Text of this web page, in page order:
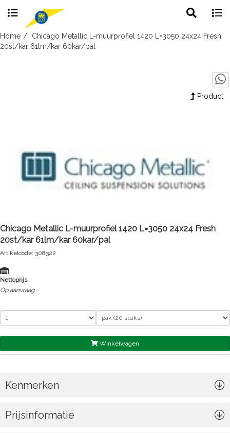
Skip
to
search
Home
Chicago Metallic L-muurprofiel 1420 L=3050 24x24 Fresh
20st/kar 61lm/kar 60kar/pal
Product
Chicago Metallic L-muurprofiel 1420 L=3050 24x24 Fresh
20st/kar 61lm/kar 60kar/pal
Artikelcode: 308322
Nettoprijs
Op aanvraag
Winkelwagen
Kenmerken
Prijsinformatie